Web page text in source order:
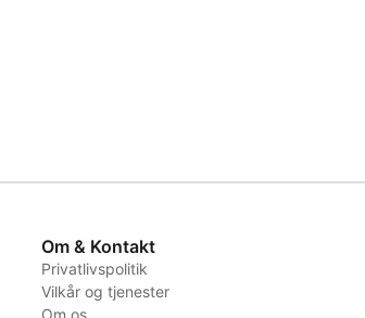
Om & Kontakt
Privatlivspolitik
Vilkår og tjenester
Om os